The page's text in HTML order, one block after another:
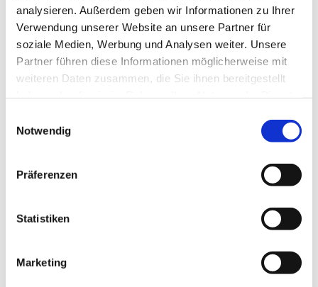
analysieren. Außerdem geben wir Informationen zu Ihrer
Verwendung unserer Website an unsere Partner für
soziale Medien, Werbung und Analysen weiter. Unsere
Partner führen diese Informationen möglicherweise mit
weiteren Daten zusammen, die Sie ihnen bereitgestellt
Notwendig
Präferenzen
Statistiken
Marketing
Dies könnte Sie auch interessieren